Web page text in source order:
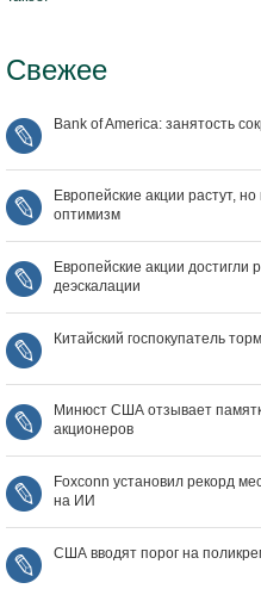
Свежее
Bank of America: занятость
Европейские акции растут,
оптимизм
Европейские акции достигли
деэскалации
Китайский госпокупатель
Минюст США отзывает
акционеров
Foxconn установил рекорд
на ИИ
США вводят порог на